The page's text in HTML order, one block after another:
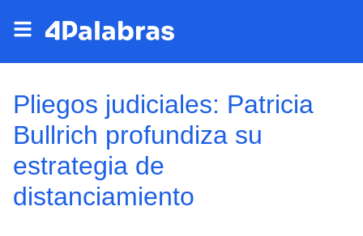
Pliegos judiciales: Patricia
Bullrich profundiza su
estrategia de
distanciamiento